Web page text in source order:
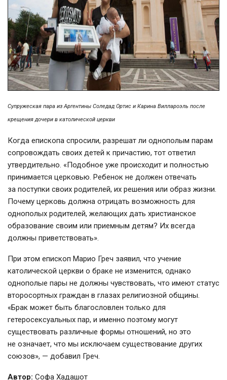
Супружеская пара из Аргентины Соледад Ортис и Карина Виллароэль после
крещения дочери в католической церкви
Когда епископа спросили, разрешат ли однополым парам
сопровождать своих детей к причастию, тот ответил
утвердительно. «Подобное уже происходит и полностью
принимается церковью. Ребенок не должен отвечать
за поступки своих родителей, их решения или образ жизни.
Почему церковь должна отрицать возможность для
однополых родителей, желающих дать христианское
образование своим или приемным детям? Их всегда
должны приветствовать».
При этом епископ Марио Греч заявил, что учение
католической церкви о браке не изменится, однако
однополые пары не должны чувствовать, что имеют статус
второсортных граждан в глазах религиозной общины.
«Брак может быть благословлен только для
гетеросексуальных пар, и именно поэтому могут
существовать различные формы отношений, но это
не означает, что мы исключаем существование других
союзов», — добавил Греч.
Автор: Софа Хадашот